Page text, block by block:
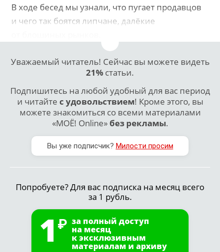
В ходе бесед мы узнали, что пугает продавцов
и чего так боятся липчане, далёкие
Уважаемый читатель! Сейчас вы можете видеть
21% статьи.
Подпишитесь на любой удобный для вас период
и читайте с удовольствием! Кроме этого, вы
можете знакомиться со всеми материалами
«МОЁ! Online»без рекламы.
Вы уже подписчик? Милости просим
Попробуете? Для вас подписка на месяц всего
за 1 рубль.
1 за полный доступ
на месяц
к эксклюзивным
материалам и архиву